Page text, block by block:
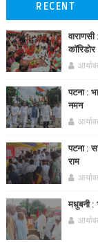
RECENT
कॉरिडोर
पटना :
नमन
पटना :
राम
मधुबनी :